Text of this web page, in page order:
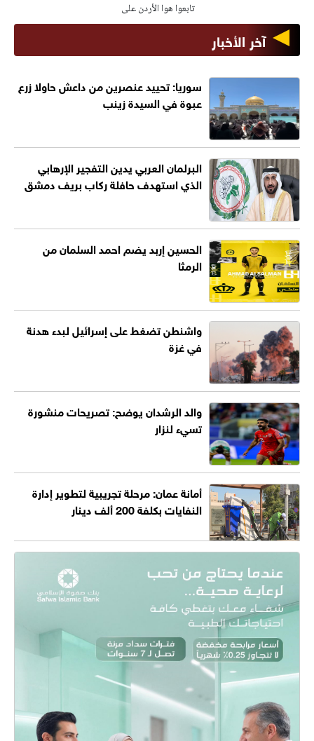
تابعوا هوا الأردن على
آخر الأخبار
سوريا: تحييد عنصرين من داعش حاولا زرع
عبوة في السيدة زينب
البرلمان العربي يدين التفجير الإرهابي
الذي استهدف حافلة ركاب بريف دمشق
الحسين إربد يضم احمد السلمان من
الرمثا
واشنطن تضغط على إسرائيل لبدء هدنة
في غزة
والد الرشدان يوضح: تصريحات منشورة
تسيء لنزار
أمانة عمان: مرحلة تجريبية لتطوير إدارة
النفايات بكلفة 200 ألف دينار